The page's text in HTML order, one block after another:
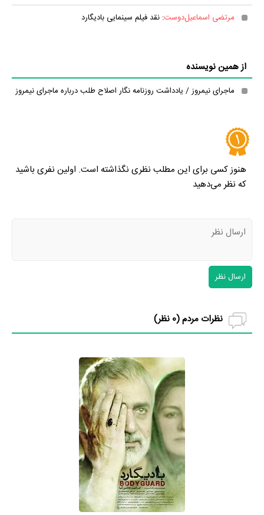
مرتضی اسماعیل‌دوست: نقد فیلم سینمایی بادیگارد
از همین نویسنده
ماجرای نیمروز / یادداشت روزنامه نگار اصلاح طلب درباره ماجرای نیمروز
هنوز کسی برای این مطلب نظری نگذاشته است. اولین نفری باشید
که نظر می‌دهید
ارسال نظر
نظرات مردم (0 نظر)